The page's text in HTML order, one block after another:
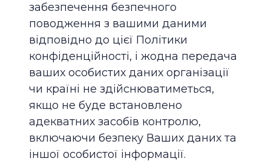
забезпечення безпечного
поводження з вашими даними
відповідно до цієї Політики
конфіденційності, і жодна передача
ваших особистих даних організації
чи країні не здійснюватиметься,
якщо не буде встановлено
адекватних засобів контролю,
включаючи безпеку Ваших даних та
іншої особистої інформації.